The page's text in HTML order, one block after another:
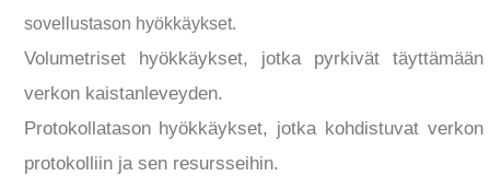
sovellustason hyökkäykset.
Volumetriset hyökkäykset, jotka pyrkivät täyttämään
verkon kaistanleveyden.
Protokollatason hyökkäykset, jotka kohdistuvat verkon
protokolliin ja sen resursseihin.